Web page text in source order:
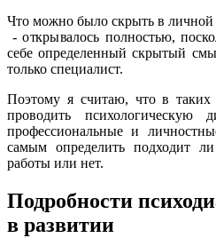
Что можно было скрыть в личной
- открывалось полностью,
себе определенный скрытый
только специалист.
Поэтому я считаю, что в таких
проводить психологическую
профессиональные и
самым определить подходит
работы или нет.
Подробности
в развитии